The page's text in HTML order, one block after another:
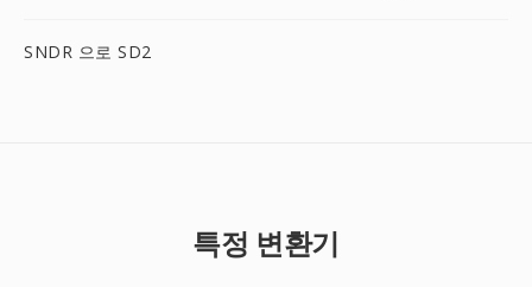
SNDR 으로 SD2
특정 변환기